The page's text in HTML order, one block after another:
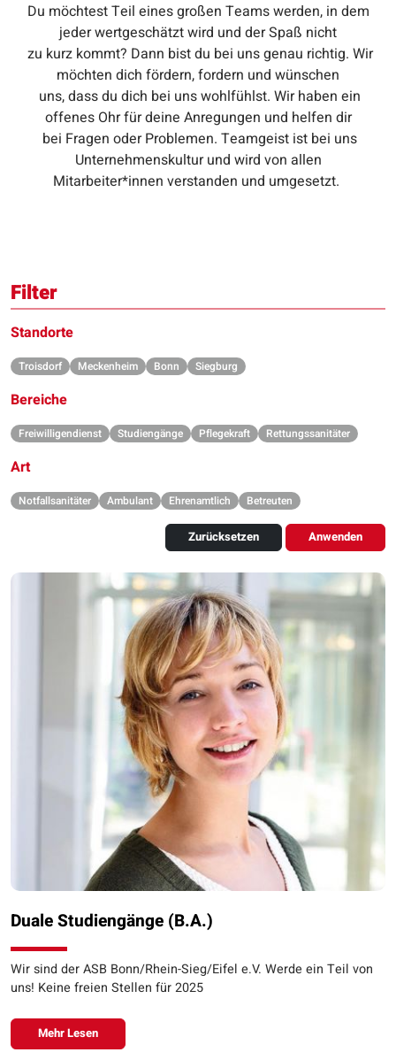
Du möchtest Teil eines großen Teams werden, in dem
jeder wertgeschätzt wird und der Spaß nicht
zu kurz kommt? Dann bist du bei uns genau richtig. Wir
möchten dich fördern, fordern und wünschen
uns, dass du dich bei uns wohlfühlst. Wir haben ein
offenes Ohr für deine Anregungen und helfen dir
bei Fragen oder Problemen. Teamgeist ist bei uns
Unternehmenskultur und wird von allen
Mitarbeiter*innen verstanden und umgesetzt.
Filter
Standorte
Troisdorf Meckenheim Bonn Siegburg
Bereiche
Freiwilligendienst Studiengänge Pflegekraft Rettungssanitäter
Art
Notfallsanitäter Ambulant Ehrenamtlich Betreuten
Zurücksetzen Anwenden
Duale Studiengänge (B.A.)
Wir sind der ASB Bonn/Rhein-Sieg/Eifel e.V. Werde ein Teil von
uns! Keine freien Stellen für 2025
Mehr Lesen